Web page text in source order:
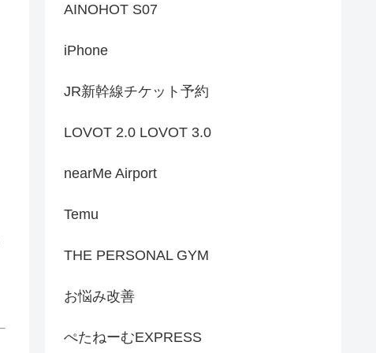
AINOHOT S07
iPhone
JR新幹線チケット予約
LOVOT 2.0 LOVOT 3.0
nearMe Airport
Temu
THE PERSONAL GYM
お悩み改善
ぺたねーむEXPRESS